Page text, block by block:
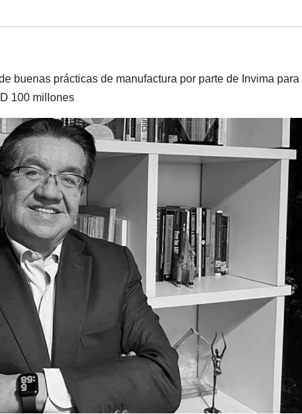
buenas prácticas de manufactura por parte de Invima para
100 millones